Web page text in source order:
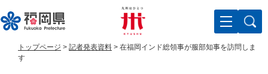
ー
ジ
ニ
ュ
トップページ > 記者発表資料 > 在福岡インド総領事が服部知事を訪問しま
す